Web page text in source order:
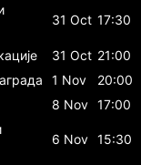
31 Oct 17:30
31 Oct 21:00
1 Nov
20:00
8 Nov 17:00
6 Nov 15:30